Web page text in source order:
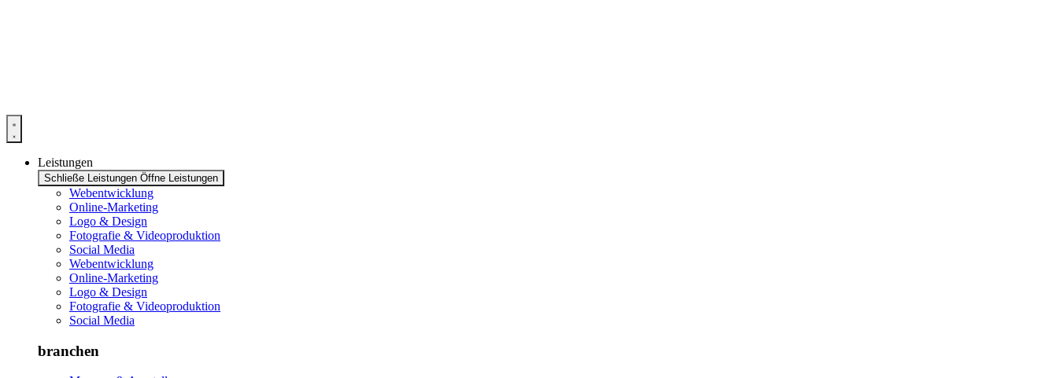
Leistungen
Schließe Leistungen Öffne Leistungen
Webentwicklung
Online-Marketing
Logo & Design
Fotografie & Videoproduktion
Social Media
Webentwicklung
Online-Marketing
Logo & Design
Fotografie & Videoproduktion
Social Media
branchen